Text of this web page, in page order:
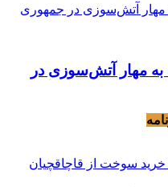
به مهار آتش‌سوزی در